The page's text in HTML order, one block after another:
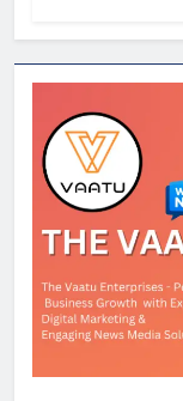
OnePlus और
Xiaomi समेत कई
डिस्काउंट